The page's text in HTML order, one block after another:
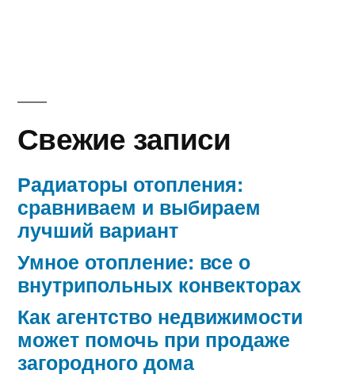
Свежие записи
Радиаторы отопления:
сравниваем и выбираем
лучший вариант
Умное отопление: все о
внутрипольных конвекторах
Как агентство недвижимости
может помочь при продаже
загородного дома